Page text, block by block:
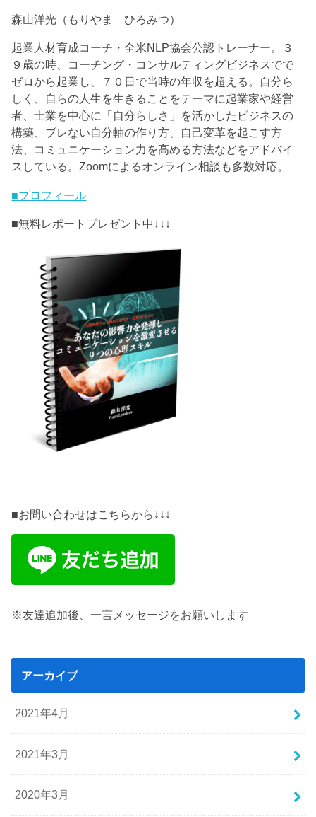
森山洋光（もりやま ひろみつ）
起業人材育成コーチ・全米NLP協会公認トレーナー。３
９歳の時、コーチング・コンサルティングビジネスでで
ゼロから起業し、７０日で当時の年収を超える。自分ら
しく、自らの人生を生きることをテーマに起業家や経営
者、士業を中心に「自分らしさ」を活かしたビジネスの
構築、ブレない自分軸の作り方、自己変革を起こす方
法、コミュニケーション力を高める方法などをアドバイ
スしている。Zoomによるオンライン相談も多数対応。
■プロフィール
■無料レポートプレゼント中↓↓↓
■お問い合わせはこちらから↓↓↓
※友達追加後、一言メッセージをお願いします
アーカイブ
2021年4月
2021年3月
2020年3月